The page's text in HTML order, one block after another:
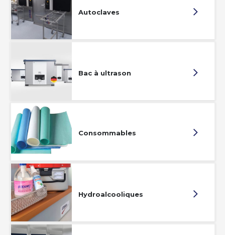
Autoclaves
Bac à ultrason
Consommables
Hydroalcooliques